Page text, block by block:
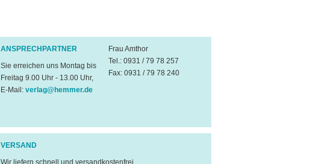
ANSPRECHPARTNER
Sie erreichen uns Montag bis
Freitag 9.00 Uhr - 13.00 Uhr,
E-Mail: verlag@hemmer.de
Frau Amthor
Tel.: 0931 / 79 78 257
Fax: 0931 / 79 78 240
VERSAND
Wir liefern schnell und versandkostenfrei.